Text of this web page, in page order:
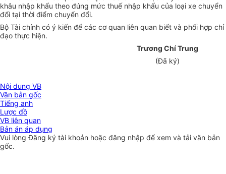
khâu nhập khẩu theo đúng mức thuế nhập khẩu của loại xe chuyển
đổi tại thời điểm chuyển đổi.
Bộ Tài chính có ý kiến để các cơ quan liên quan biết và phối hợp chỉ
đạo thực hiện.
Trương Chí Trung
(Đã ký)
Nội dung VB
Văn bản gốc
Tiếng anh
Lược đồ
VB liên quan
Bản án áp dụng
Vui lòngĐăng ký tài khoản hoặc đăng nhập để xem và tải văn bản
gốc.